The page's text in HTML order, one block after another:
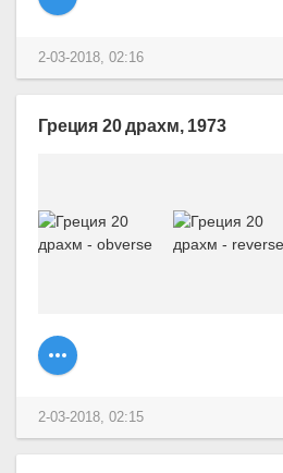
2-03-2018, 02:16
Греция 20 драхм, 1973
2-03-2018, 02:15